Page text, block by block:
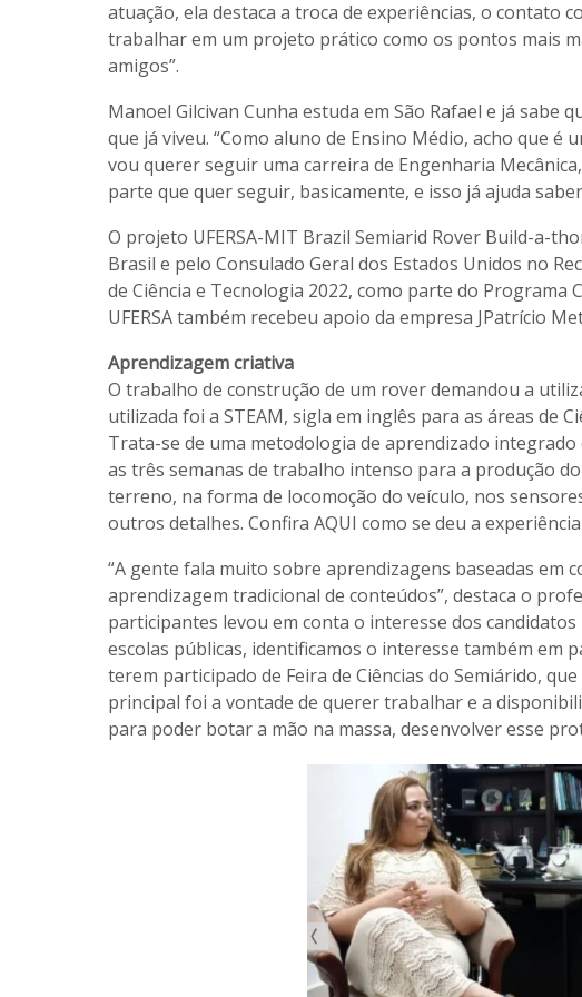
atuação, ela destaca a troca de experiências, o contato
trabalhar em um projeto prático como os pontos mais
amigos”.
Manoel Gilcivan Cunha estuda em São Rafael e já sabe
que já viveu. “Como aluno de Ensino Médio, acho que
vou querer seguir uma carreira de Engenharia
parte que quer seguir, basicamente, e isso já ajuda
O projeto UFERSA-MIT Brazil Semiarid Rover Build-a-
Brasil e pelo Consulado Geral dos Estados Unidos no
de Ciência e Tecnologia 2022, como parte do Programa
UFERSA também recebeu apoio da empresa JPatrício
Aprendizagem criativa
O trabalho de construção de um rover demandou a
utilizada foi a STEAM, sigla em inglês para as áreas de
Trata-se de uma metodologia de aprendizado
as três semanas de trabalho intenso para a produção
terreno, na forma de locomoção do veículo, nos
outros detalhes. Confira AQUI como se deu a
“A gente fala muito sobre aprendizagens baseadas em
aprendizagem tradicional de conteúdos”, destaca o
participantes levou em conta o interesse dos
escolas públicas, identificamos o interesse também em
terem participado de Feira de Ciências do Semiárido,
principal foi a vontade de querer trabalhar e a
para poder botar a mão na massa, desenvolver esse